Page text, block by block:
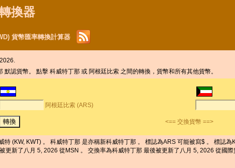
換器
貨幣匯率轉換計算器
認貨幣。 點擊 科威特丁那 或 阿根廷比索 之間的轉換，貨幣和所有其他貨幣。
阿根廷比索 (ARS)
<== 交換貨幣 ==>
(KW, KWT) 。 科威特丁那 是亦稱新科威特丁那 。 標誌為ARS 可能被寫$ 。 標誌
新了八月 5, 2026 從MSN 。 交換率為科威特丁那 最後被更新了八月 5, 2026 從國